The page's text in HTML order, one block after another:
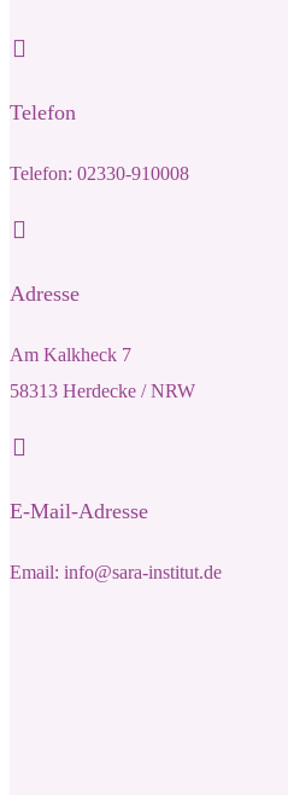
Telefon
Telefon: 02330-910008
Adresse
Am Kalkheck 7
58313 Herdecke / NRW
E-Mail-Adresse
Email: info@sara-institut.de